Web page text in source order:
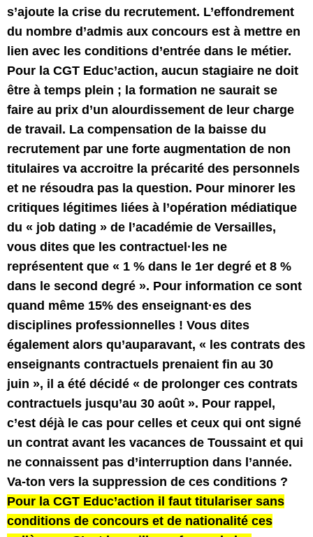
s’ajoute la crise du recrutement. L’effondrement
du nombre d’admis aux concours est à mettre en
lien avec les conditions d’entrée dans le métier.
Pour la CGT Educ’action, aucun stagiaire ne doit
être à temps plein ; la formation ne saurait se
faire au prix d’un alourdissement de leur charge
de travail. La compensation de la baisse du
recrutement par une forte augmentation de non
titulaires va accroitre la précarité des personnels
et ne résoudra pas la question. Pour minorer les
critiques légitimes liées à l’opération médiatique
du « job dating » de l’académie de Versailles,
vous dites que les contractuel·les ne
représentent que « 1 % dans le 1er degré et 8 %
dans le second degré ». Pour information ce sont
quand même 15% des enseignant·es des
disciplines professionnelles ! Vous dites
également alors qu’auparavant, « les contrats des
enseignants contractuels prenaient fin au 30
juin », il a été décidé « de prolonger ces contrats
contractuels jusqu’au 30 août ». Pour rappel,
c’est déjà le cas pour celles et ceux qui ont signé
un contrat avant les vacances de Toussaint et qui
ne connaissent pas d’interruption dans l’année.
Va-ton vers la suppression de ces conditions ?
Pour la CGT Educ’action il faut titulariser sans
conditions de concours et de nationalité ces